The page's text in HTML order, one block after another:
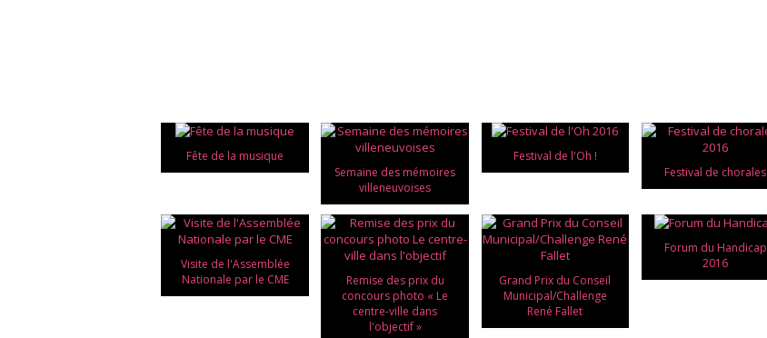
Fête de la musique
Semaine des mémoires
villeneuvoises
Festival de l'Oh !
Festival de chorales
Visite de l'Assemblée
Nationale par le CME
Remise des prix du
concours photo « Le
centre-ville dans
l'objectif »
Grand Prix du Conseil
Municipal/Challenge
René Fallet
Forum du Handicap
2016